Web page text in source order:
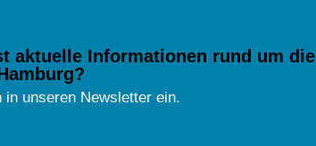
aktuelle Informationen rund um die
in unseren Newsletter ein.